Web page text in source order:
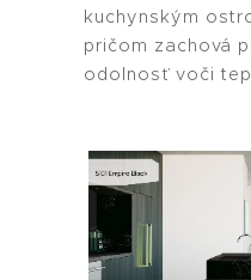
kuchynským
pričom zachová
odolnosť voči